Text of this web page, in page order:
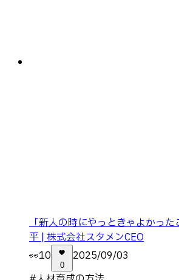
「新人の時にやっときゃよかっ
平 | 株式会社スタメンCEO
👀10
0
2025/09/03